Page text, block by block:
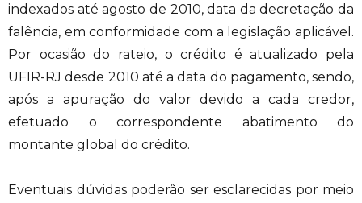
indexados até agosto de 2010, data da decretação da
falência, em conformidade com a legislação aplicável.
Por ocasião do rateio, o crédito é atualizado pela
UFIR-RJ desde 2010 até a data do pagamento, sendo,
após a apuração do valor devido a cada credor,
efetuado o correspondente abatimento do
montante global do crédito.
Eventuais dúvidas poderão ser esclarecidas por meio